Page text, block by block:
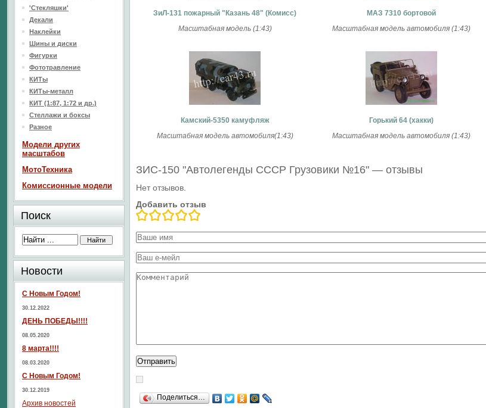
ЗиЛ-131 пожарный "Казань 48" (Комисс)
Масштабная модель (1:43)
МАЗ 7310 бортовой
Масштабная модель автомобиля (1:43)
Камский-5350 камуфляж
Масштабная модель автомобиля(1:43)
Горький 64 (хакки)
Масштабная модель автомобиля (1:43)
ЗИС-150 "Автолегенды СССР Грузовики №16" — отзывы
Нет отзывов.
Добавить отзыв
Поделиться…
'Стекляшки'
Декали
Наклейки
Шины и диски
Фигурки
Фототравление
КИТы
КИТы-металл
КИТ (1:87, 1:72 и др.)
Стеллажи и боксы
Разное
Модели других
масштабов
МотоТехника
Комиссионные модели
Поиск
Новости
С Новым Годом!
30.12.2022
ДЕНЬ ПОБЕДЫ!!!!
08.05.2020
8 марта!!!!
08.03.2020
С Новым Годом!
30.12.2019
Архив новостей